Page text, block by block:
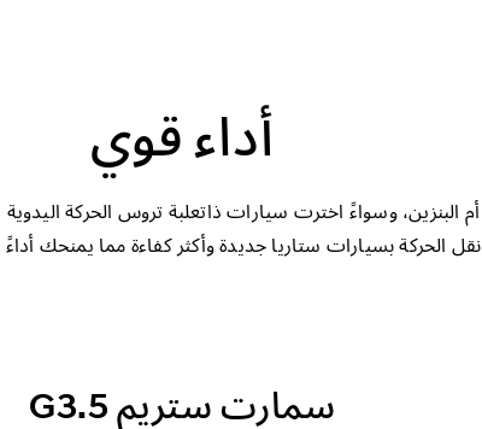
أداء قوي
وسواءً اخترت سيارات ذاتعلبة تروس الحركة
الحركة بسيارات ستاريا جديدة وأكثر كفاءة مما يمنحك أداءً
سمارت ستريم G3.5